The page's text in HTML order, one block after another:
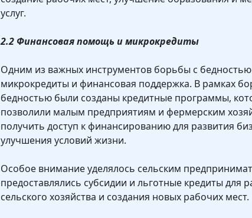
услуг.
2.2 Финансовая помощь и микрокредиты
Одним из важных инструментов борьбы с бедностью
микрокредиты и финансовая поддержка. В рамках
бедностью были созданы кредитные программы,
позволили малым предприятиям и фермерским
получить доступ к финансированию для развития
улучшения условий жизни.
Особое внимание уделялось сельским
предоставлялись субсидии и льготные кредиты для
сельского хозяйства и создания новых рабочих мест.